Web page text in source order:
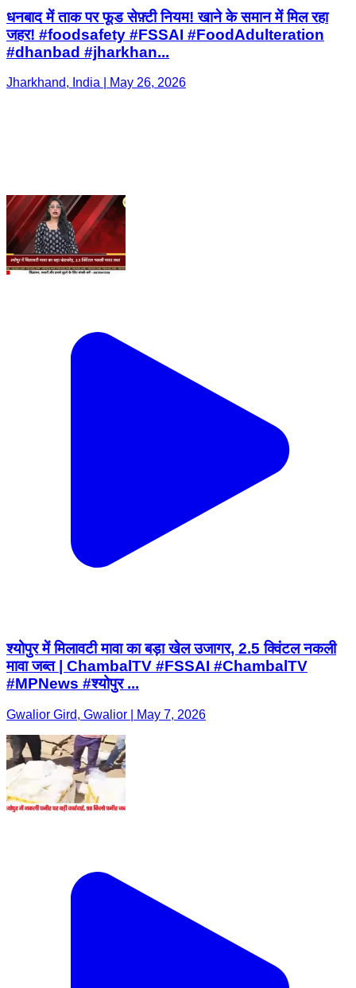
धनबाद में ताक पर फूड सेफ़्टी नियम! खाने के समान में मिल रहा
जहर! #foodsafety #FSSAI #FoodAdulteration
#dhanbad #jharkhan...
Jharkhand, India | May 26, 2026
श्योपुर में मिलावटी मावा का बड़ा खेल उजागर, 2.5 क्विंटल नकली